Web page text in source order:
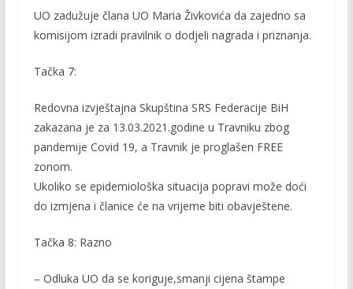
UO zadužuje člana UO Maria Živkovića da zajedno sa
komisijom izradi pravilnik o dodjeli nagrada i priznanja.
Tačka 7:
Redovna izvještajna Skupština SRS Federacije BiH
zakazana je za 13.03.2021.godine u Travniku zbog
pandemije Covid 19, a Travnik je proglašen FREE
zonom.
Ukoliko se epidemiološka situacija popravi može doći
do izmjena i članice će na vrijeme biti obavještene.
Tačka 8: Razno
– Odluka UO da se koriguje,smanji cijena štampe